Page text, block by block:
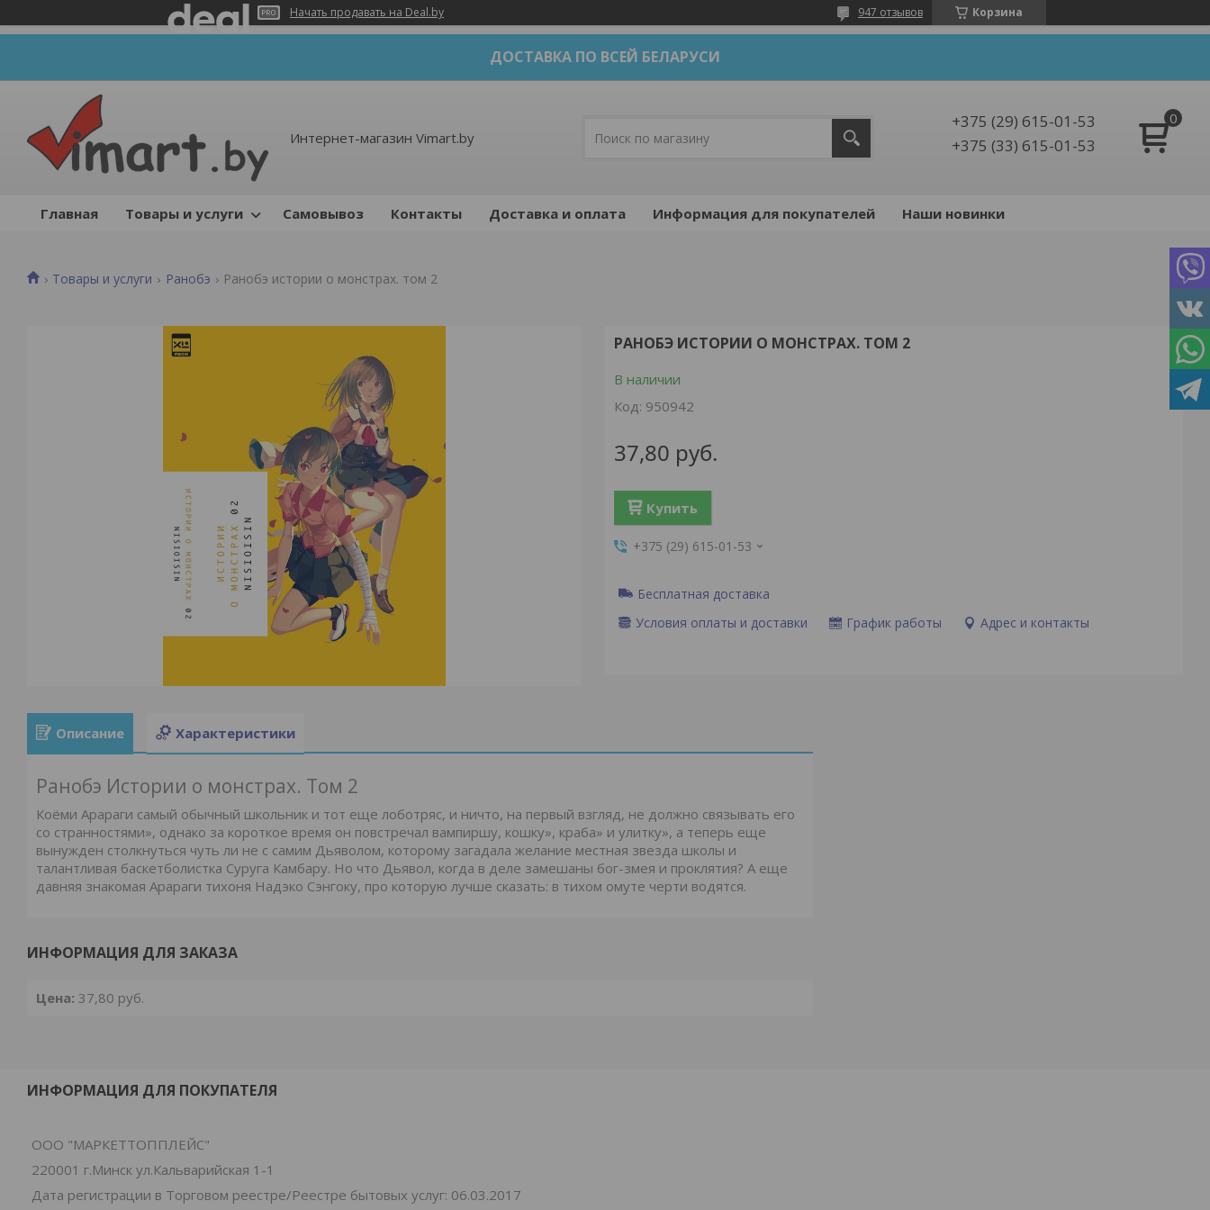
Начать продавать на Deal.by Корзина
947 отзывов
ДОСТАВКА ПО ВСЕЙ БЕЛАРУСИ
Интернет-магазин Vimart.by
+375 (29) 615-01-53
+375 (33) 615-01-53
Главная Товары и услуги Самовывоз Контакты Доставка и оплата Информация для покупателей Наши новинки
Товары и услуги Ранобэ Ранобэ истории о монстрах. том 2
РАНОБЭ ИСТОРИИ О МОНСТРАХ. ТОМ 2
В наличии
Код: 950942
37,80 руб.
Купить
+375 (29) 615-01-53
Бесплатная доставка
Условия оплаты и доставки
График работы Адрес и контакты
Описание Характеристики
Ранобэ Истории о монстрах. Том 2
Коёми Арараги самый обычный школьник и тот еще лоботряс, и ничто, на первый взгляд, не должно связывать его
со странностями», однако за короткое время он повстречал вампиршу, кошку», краба» и улитку», а теперь еще
вынужден столкнуться чуть ли не с самим Дьяволом, которому загадала желание местная звезда школы и
талантливая баскетболистка Суруга Камбару. Но что Дьявол, когда в деле замешаны бог-змея и проклятия? А еще
давняя знакомая Арараги тихоня Надэко Сэнгоку, про которую лучше сказать: в тихом омуте черти водятся.
ИНФОРМАЦИЯ ДЛЯ ЗАКАЗА
Цена: 37,80 руб.
ИНФОРМАЦИЯ ДЛЯ ПОКУПАТЕЛЯ
ООО "МАРКЕТТОППЛЕЙС"
220001 г.Минск ул.Кальварийская 1-1
Дата регистрации в Торговом реестре/Реестре бытовых услуг: 06.03.2017